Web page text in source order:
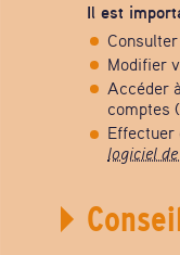
Il est
Modifier
Accéder
comptes
Effectuer
logiciel